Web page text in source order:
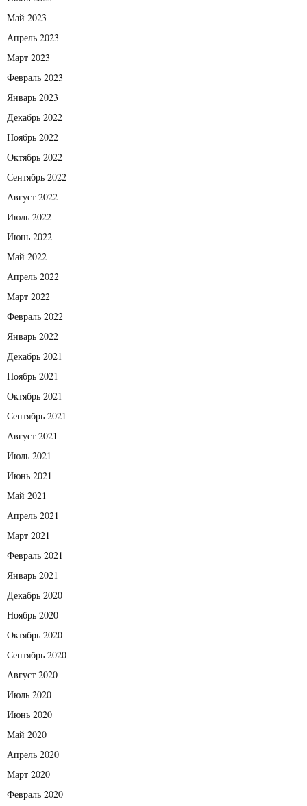
Май 2023
Апрель 2023
Март 2023
Февраль 2023
Январь 2023
Декабрь 2022
Ноябрь 2022
Октябрь 2022
Сентябрь 2022
Август 2022
Июль 2022
Июнь 2022
Май 2022
Апрель 2022
Март 2022
Февраль 2022
Январь 2022
Декабрь 2021
Ноябрь 2021
Октябрь 2021
Сентябрь 2021
Август 2021
Июль 2021
Июнь 2021
Май 2021
Апрель 2021
Март 2021
Февраль 2021
Январь 2021
Декабрь 2020
Ноябрь 2020
Октябрь 2020
Сентябрь 2020
Август 2020
Июль 2020
Июнь 2020
Май 2020
Апрель 2020
Март 2020
Февраль 2020